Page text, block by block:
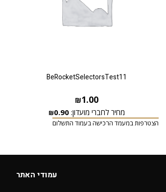
BeRocketSelectorsTest11
₪1.00
מחיר לחברי מועדון: ₪0.90
הצטרפות במעמד הרכישה בעמוד התשלום
עמודי האתר